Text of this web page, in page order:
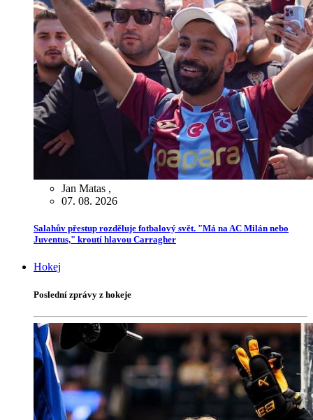
Jan Matas ,
07. 08. 2026
Salahův přestup rozděluje fotbalový svět. "Má na AC Milán nebo
Juventus," kroutí hlavou Carragher
Hokej
Poslední zprávy z hokeje